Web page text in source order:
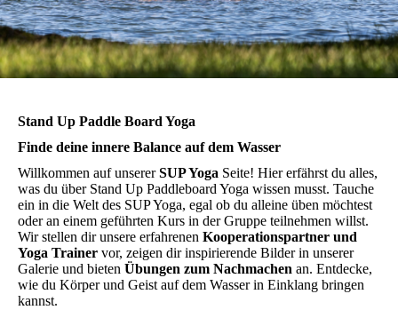
Vermietung
Berlin & Brandenburg
Stand Up Paddle Board Yoga
Finde deine innere Balance auf dem Wasser
Willkommen auf unsererSUP Yoga Seite! Hier erfährst du alles,
was du über Stand Up Paddleboard Yoga wissen musst. Tauche
ein in die Welt des SUP Yoga, egal ob du alleine üben möchtest
oder an einem geführten Kurs in der Gruppe teilnehmen willst.
Wir stellen dir unsere erfahrenen Kooperationspartner und
Yoga Trainer vor, zeigen dir inspirierende Bilder in unserer
Galerie und bieten Übungen zum Nachmachen an. Entdecke,
wie du Körper und Geist auf dem Wasser in Einklang bringen
kannst.